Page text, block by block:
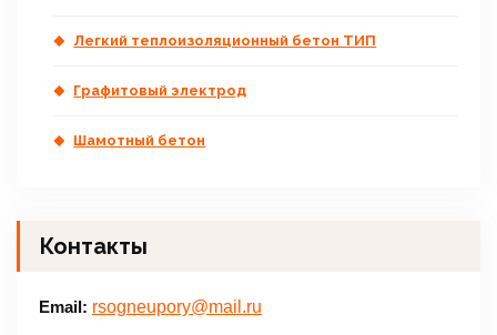
Легкий теплоизоляционный бетон ТИП
Графитовый электрод
Шамотный бетон
Контакты
Email: rsogneupory@mail.ru